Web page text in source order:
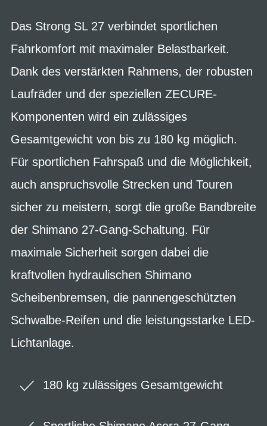
Das Strong SL 27 verbindet sportlichen
Fahrkomfort mit maximaler Belastbarkeit.
Dank des verstärkten Rahmens, der robusten
Laufräder und der speziellen ZECURE-
Komponenten wird ein zulässiges
Gesamtgewicht von bis zu 180 kg möglich.
Für sportlichen Fahrspaß und die Möglichkeit,
auch anspruchsvolle Strecken und Touren
sicher zu meistern, sorgt die große Bandbreite
der Shimano 27-Gang-Schaltung. Für
maximale Sicherheit sorgen dabei die
kraftvollen hydraulischen Shimano
Scheibenbremsen, die pannengeschützten
Schwalbe-Reifen und die leistungsstarke LED-
Lichtanlage.
180 kg zulässiges Gesamtgewicht